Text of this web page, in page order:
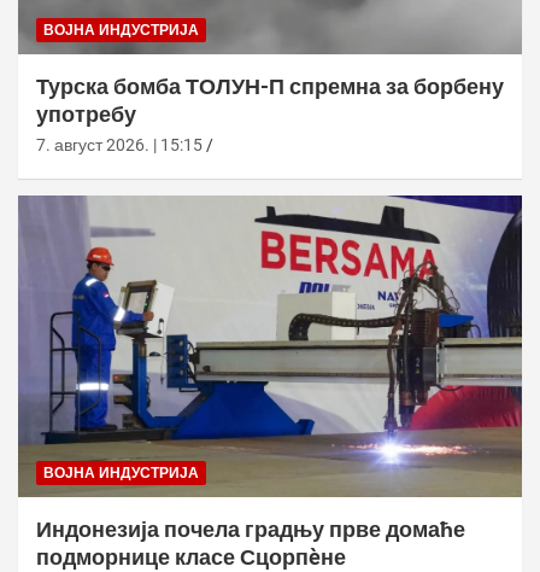
ВОЈНА ИНДУСТРИЈА
Турска бомба ТОЛУН-П спремна за борбену
употребу
7. август 2026. | 15:15
ВОЈНА ИНДУСТРИЈА
Индонезија почела градњу прве домаће
подморнице класе Сцорпèне